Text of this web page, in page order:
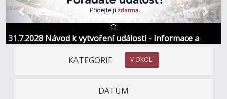
31.7.2028 Návod k vytvoření události - Informace a
kontakt
KATEGORIE V OKOLÍ
DATUM